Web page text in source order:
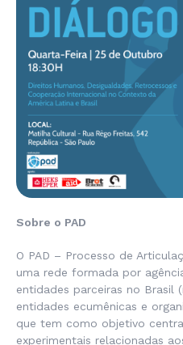
Sobre o PAD
O PAD – Processo de
uma rede formada por
entidades parceiras no Brasil
entidades ecumênicas e
que tem como objetivo
experimentais relacionadas